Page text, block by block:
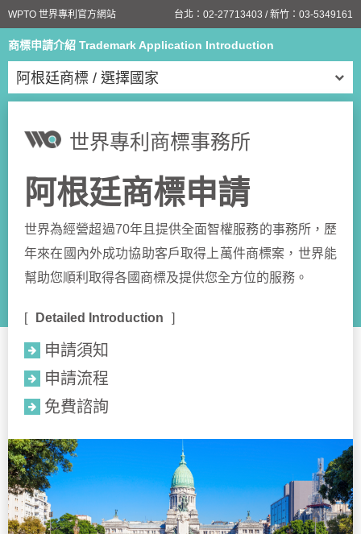
WPTO 世界專利官方網站 台北： 02-27713403 / 新竹： 03-5349161
商標申請介紹 Trademark Application Introduction
阿根廷商標 / 選擇國家
世界專利商標事務所
阿根廷商標申請
世界為經營超過70年且提供全面智權服務的事務所，歷
年來在國內外成功協助客戶取得上萬件商標案，世界能
幫助您順利取得各國商標及提供您全方位的服務。
Detailed Introduction
申請須知
申請流程
免費諮詢